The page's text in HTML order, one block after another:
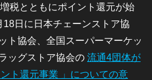
税とともにポイント還元が始
18日に日本チェーンストア協
ト協会、全国スーパーマーケッ
ッグストア協会の 流通4団体が
ト還元事業 」についての意